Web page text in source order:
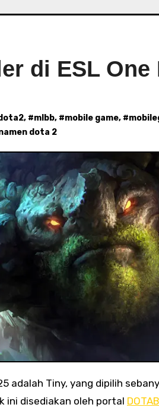
di ESL One
, #mlbb, #mobile game, #
dota 2
ini disediakan oleh portal